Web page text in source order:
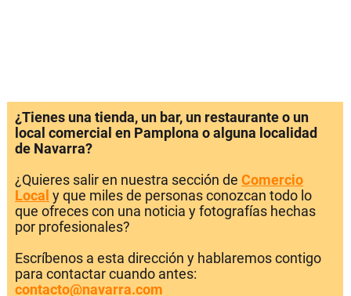
¿Tienes una tienda, un bar, un restaurante o un
local comercial en Pamplona o alguna localidad
de Navarra?
¿Quieres salir en nuestra sección de Comercio
Local y que miles de personas conozcan todo lo
que ofreces con una noticia y fotografías hechas
por profesionales?
Escríbenos a esta dirección y hablaremos contigo
para contactar cuando antes:
contacto@navarra.com